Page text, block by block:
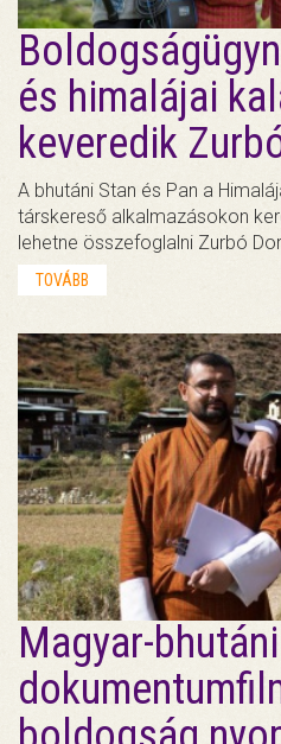
és himalájai
keveredik
A bhutáni Stan és Pan a
társkereső alkalmazásokon
lehetne összefoglalni Zurbó
TOVÁBB
Magyar-bhutáni